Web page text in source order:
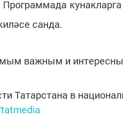
санда.
важным и
Татарстана в